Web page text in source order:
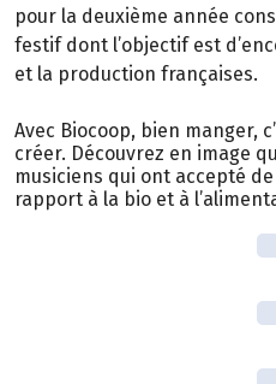
pour la deuxième année
festif dont l’objectif est
et la production françaises.
Avec Biocoop, bien manger,
créer. Découvrez en image
musiciens qui ont accepté
rapport à la bio et à